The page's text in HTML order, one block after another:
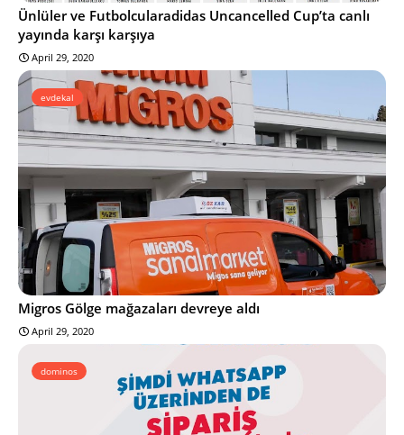
Ünlüler ve Futbolcularadidas Uncancelled Cup’ta canlı
yayında karşı karşıya
April 29, 2020
evdekal
Migros Gölge mağazaları devreye aldı
April 29, 2020
dominos